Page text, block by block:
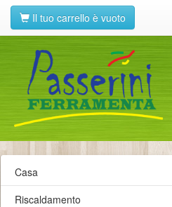
Il tuo carrello è vuoto
Casa
Riscaldamento